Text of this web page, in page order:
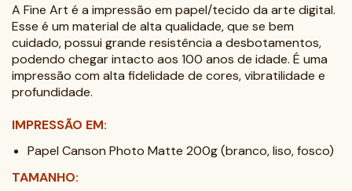
A Fine Art é a impressão em papel/tecido da arte digital.
Esse é um material de alta qualidade, que se bem
cuidado, possui grande resistência a desbotamentos,
podendo chegar intacto aos 100 anos de idade. É uma
impressão com alta fidelidade de cores, vibratilidade e
profundidade.
IMPRESSÃO EM:
Papel Canson Photo Matte 200g (branco, liso, fosco)
TAMANHO: